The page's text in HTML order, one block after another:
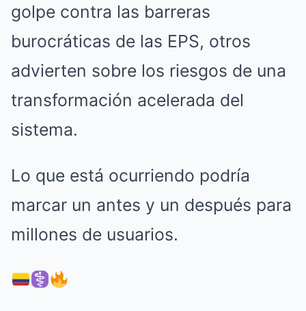
golpe contra las barreras
burocráticas de las EPS, otros
advierten sobre los riesgos de una
transformación acelerada del
sistema.
Lo que está ocurriendo podría
marcar un antes y un después para
millones de usuarios.